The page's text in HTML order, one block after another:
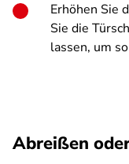
Erhöhen Sie
Sie die
lassen, um
Abreißen